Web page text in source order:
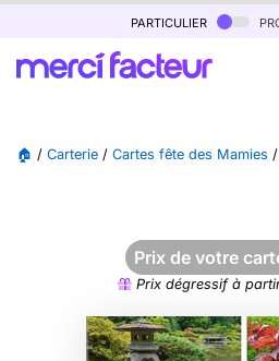
particulier
🏠 / Carterie / Cartes fête des Mamies /
Prix de votre
Prix dégressif à